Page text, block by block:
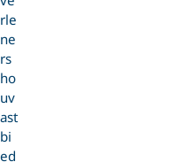
rle
ne
rs
ho
uv
ast
bi
ed